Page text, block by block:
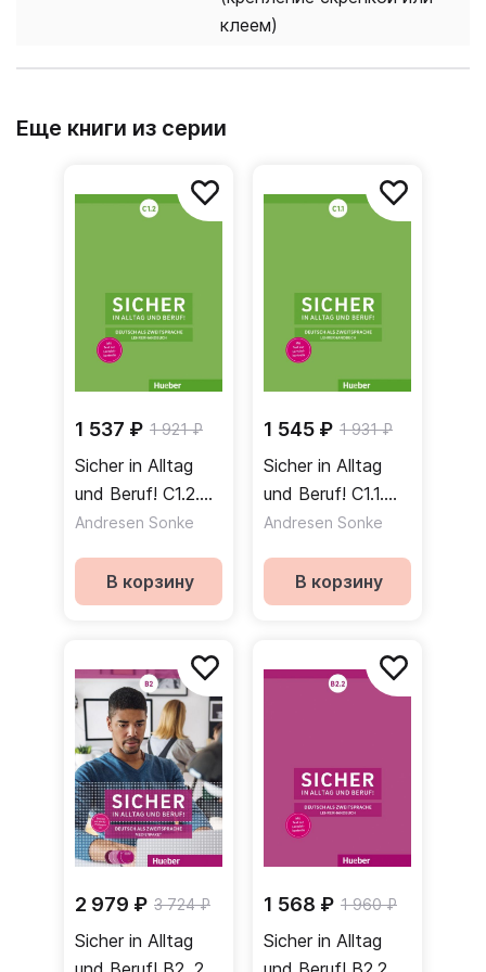
клеем)
Еще книги из серии
1 537 ₽ 1 921 ₽
Sicher in Alltag
und Beruf! C1.2.
Lehrerhandbuch /
учителя Часть 2
Andresen Sonke
В корзину
1 545 ₽ 1 931 ₽
Sicher in Alltag
und Beruf! C1.1.
Lehrerhandbuch /
учителя Часть 1
Andresen Sonke
В корзину
2 979 ₽ 3 724 ₽
Sicher in Alltag
1 568 ₽ 1 960 ₽
Sicher in Alltag